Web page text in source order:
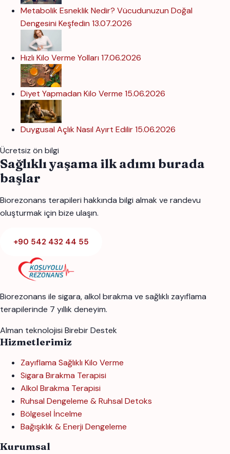
Metabolik Esneklik Nedir? Vücudunuzun Doğal
Dengesini Keşfedin 13.07.2026
Hızlı Kilo Verme Yolları 17.06.2026
Diyet Yapmadan Kilo Verme 15.06.2026
Duygusal Açlık Nasıl Ayırt Edilir15.06.2026
Ücretsiz ön bilgi
Sağlıklı yaşama ilk adımı burada
başlar
Biorezonans terapileri hakkında bilgi almak ve randevu
oluşturmak için bize ulaşın.
+90 542 432 44 55
Biorezonans ile sigara, alkol bırakma ve sağlıklı zayıflama
terapilerinde 7 yıllık deneyim.
Alman teknolojisi Birebir Destek
Hizmetlerimiz
Zayıflama Sağlıklı Kilo Verme
Sigara Bırakma Terapisi
Alkol Bırakma Terapisi
Ruhsal Dengeleme & Ruhsal Detoks
Bölgesel İncelme
Bağışıklık & Enerji Dengeleme
Kurumsal